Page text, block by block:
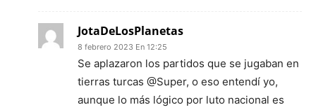
JotaDeLosPlanetas
8 febrero 2023 En 12:25
Se aplazaron los partidos que se jugaban en
tierras turcas @Super, o eso entendí yo,
aunque lo más lógico por luto nacional es